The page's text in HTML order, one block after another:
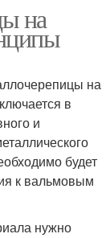
на
на
в
и
будет
к вальмовым
нужно